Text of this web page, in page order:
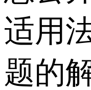
适用
题的